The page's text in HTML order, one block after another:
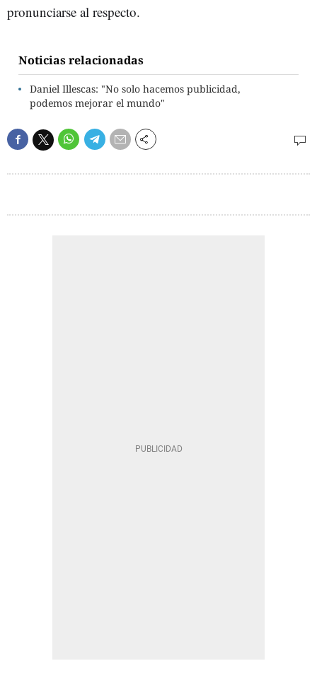
pronunciarse al respecto.
Noticias relacionadas
Daniel Illescas: "No solo hacemos publicidad,
podemos mejorar el mundo"